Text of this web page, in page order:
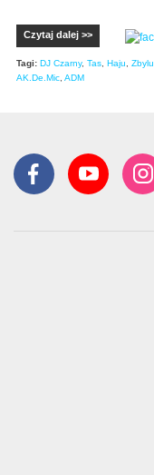
Czytaj dalej >>
Tagi: DJ Czarny, Tas Haju Zbylu
AK.De.Mic ADM